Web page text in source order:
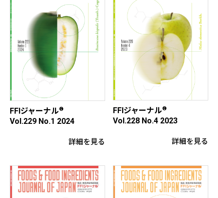
FFIジャーナル®
Vol.229 No.1 2024
詳細を見る
FFIジャーナル®
Vol.228 No.4 2023
詳細を見る